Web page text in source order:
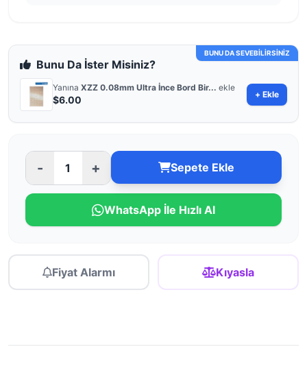
BUNU DA SEVEBİLİRSİNİZ
Bunu Da İster Misiniz?
Yanına XZZ 0.08mm Ultra İnce Bord Bir... ekle
$6.00 + Ekle
- + Sepete Ekle
WhatsApp İle Hızlı Al
Fiyat Alarmı Kıyasla